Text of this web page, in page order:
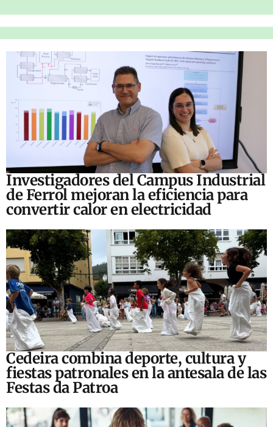
Investigadores del Campus Industrial
de Ferrol mejoran la eficiencia para
convertir calor en electricidad
Cedeira combina deporte, cultura y
fiestas patronales en la antesala de las
Festas da Patroa